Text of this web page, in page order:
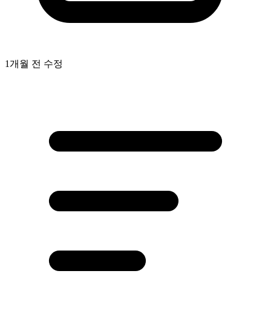
1개월 전 수정